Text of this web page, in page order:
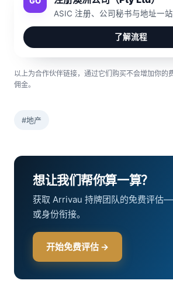
ASIC 注册、公司秘书与地址一
了解流程
以上为合作伙伴链接，通过它们购买不会增加你的
佣金。
#地产
想让我们帮你算一算？
获取 Arrivau 持牌团队的免费评估
或身份衔接。
开始免费评估 →